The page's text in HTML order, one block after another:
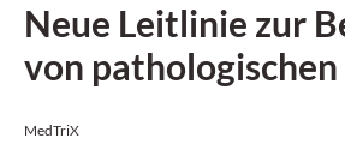
Neue Leitlinie zur
von
MedTriX